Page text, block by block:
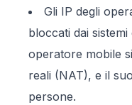
Gli IP degli
bloccati dai
operatore mobile
reali (NAT), e il
persone.